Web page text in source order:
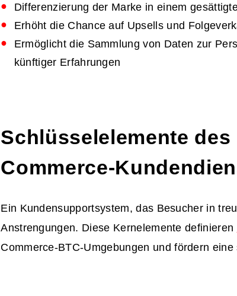
Differenzierung der Marke in einem
Erhöht die Chance auf Upsells und
Ermöglicht die Sammlung von Daten zur
künftiger Erfahrungen
Schlüsselelemente des
Commerce-
Ein Kundensupportsystem, das Besucher in
Anstrengungen. Diese Kernelemente definieren
Commerce-BTC-Umgebungen und fördern